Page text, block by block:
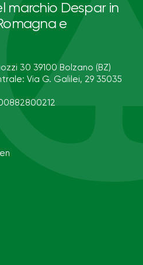
marchio Despar in
e
30 39100 Bolzano (BZ)
Via G. Galilei, 29 35035